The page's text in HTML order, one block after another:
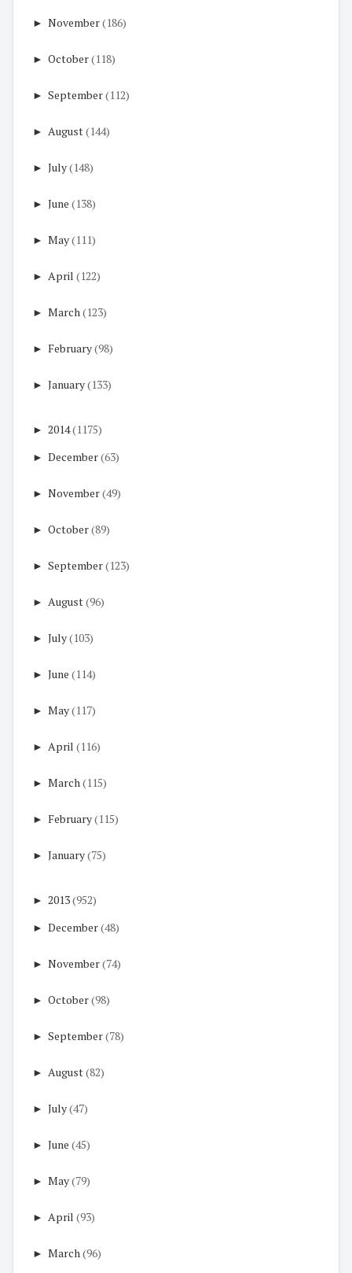
► November(186)
► October(118)
► September(112)
► August(144)
► July(148)
► June (138)
► May(111)
► April (122)
► March(123)
► February(98)
► January(133)
► 2014(1175)
► December(63)
► November(49)
► October(89)
► September(123)
► August(96)
► July(103)
► June (114)
► May(117)
► April (116)
► March(115)
► February(115)
► January(75)
► 2013(952)
► December(48)
► November(74)
► October(98)
► September(78)
► August(82)
► July(47)
► June (45)
► May(79)
► April (93)
► March(96)